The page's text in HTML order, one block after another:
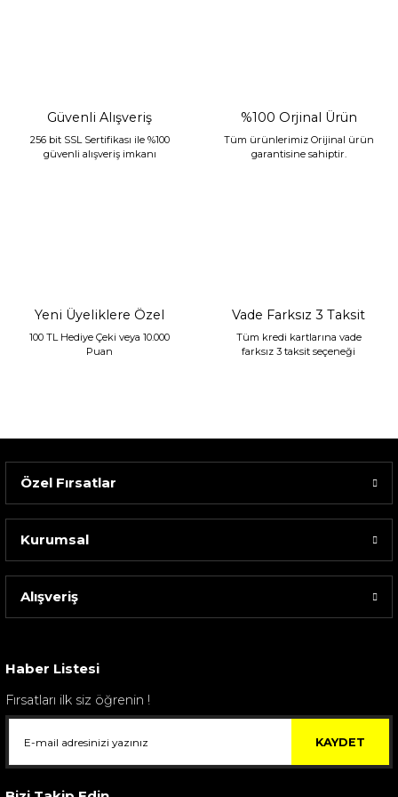
Sarev Elfıda Flanel Nevresim Takımı Çift Kişili...
Güvenli Alışveriş
256 bit SSL Sertifikası ile %100
güvenli alışveriş imkanı
%100 Orjinal Ürün
Tüm ürünlerimiz Orijinal ürün
garantisine sahiptir.
Yeni Üyeliklere Özel
100 TL Hediye Çeki veya 10.000
Puan
Vade Farksız 3 Taksit
Tüm kredi kartlarına vade
farksız 3 taksit seçeneği
Özel Fırsatlar
Kurumsal
Alışveriş
Haber Listesi
Fırsatları ilk siz öğrenin !
KAYDET